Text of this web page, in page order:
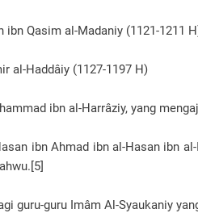
Qasim al-Madaniy (1121-1211
al-Haddâiy (1127-1197 H)
ibn al-Harrâziy, yang
ibn Ahmad ibn al-Hasan ibn al-
guru-guru Imâm Al-Syaukaniy